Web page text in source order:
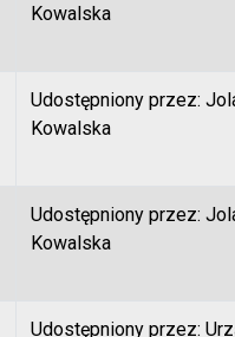
Kowalska
Udostępniony przez:
Kowalska
Udostępniony przez:
Kowalska
Udostępniony przez: